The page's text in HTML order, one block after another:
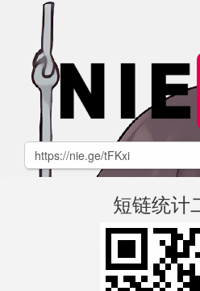
短链统计